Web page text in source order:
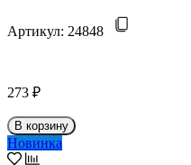
Артикул: 24848
273 ₽
В корзину
Новинка